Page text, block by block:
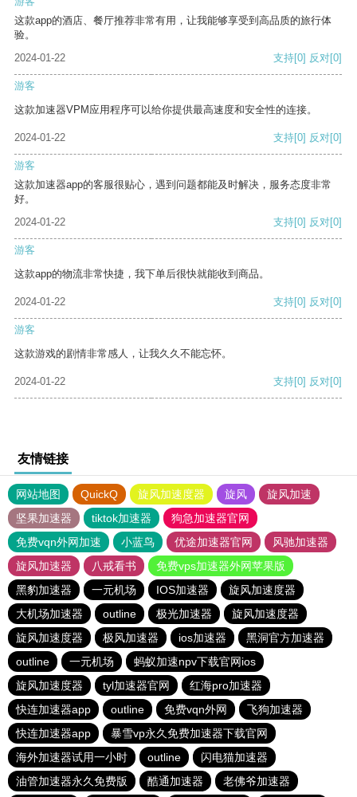
这款app的酒店、餐厅推荐非常有用，让我能够享受到高品质的旅行体
验。
2024-01-22
支持[0] 反对[0]
游客
这款加速器VPM应用程序可以给你提供最高速度和安全性的连接。
2024-01-22 支持[0] 反对[0]
游客
这款加速器app的客服很贴心，遇到问题都能及时解决，服务态度非常
好。
2024-01-22
支持[0] 反对[0]
游客
这款app的物流非常快捷，我下单后很快就能收到商品。
2024-01-22 支持[0] 反对[0]
游客
这款游戏的剧情非常感人，让我久久不能忘怀。
2024-01-22 支持[0] 反对[0]
友情链接
网站地图 QuickQ 旋风加速度器 旋风
旋风加速
坚果加速器
tiktok加速器
狗急加速器官网
免费vqn外网加速
小蓝鸟 优途加速器官网
风驰加速器
旋风加速器
八戒看书
免费vps加速器外网苹果版
黑豹加速器
一元机场 IOS加速器
旋风加速度器
大机场加速器
outline 极光加速器
旋风加速度器
旋风加速度器
极风加速器 ios加速器
黑洞官方加速器
outline
一元机场
蚂蚁加速npv下载官网ios
旋风加速度器
tyl加速器官网
红海pro加速器
快连加速器app
outline 免费vqn外网
飞狗加速器
快连加速器app
暴雪vp永久免费加速器下载官网
海外加速器试用一小时
outline
闪电猫加速器
油管加速器永久免费版
酷通加速器 老佛爷加速器